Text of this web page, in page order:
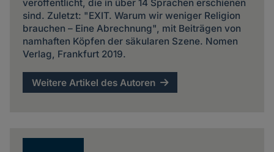
veröffentlicht, die in über 14 Sprachen erschienen
sind. Zuletzt: "EXIT. Warum wir weniger Religion
brauchen – Eine Abrechnung", mit Beiträgen von
namhaften Köpfen der säkularen Szene. Nomen
Verlag, Frankfurt 2019.
Weitere Artikel des Autoren